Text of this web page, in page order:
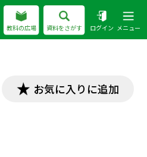
教科の広場 資料をさがす ログイン メニュー
お気に入りに追加